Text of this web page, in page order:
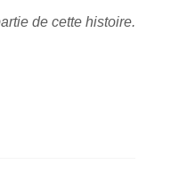
de cette histoire.